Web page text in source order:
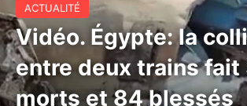
ACTUALITÉ
Vidéo. Égypte: la
entre deux trains fait
morts et 84 blessés